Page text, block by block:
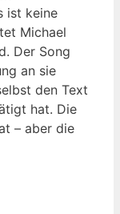
ist keine
Michael
Der Song
an sie
den Text
hat. Die
– aber die